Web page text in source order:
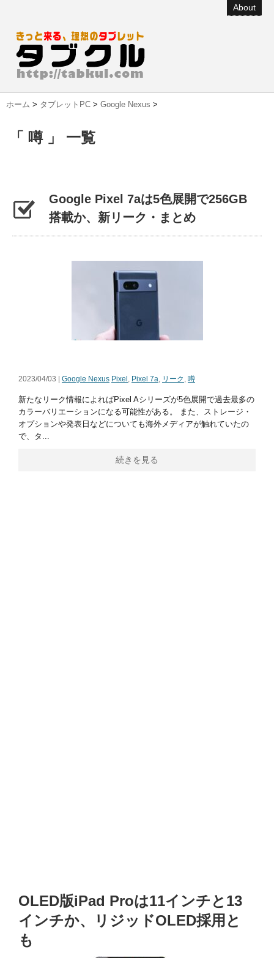
About
ホーム > タブレットPC > Google Nexus >
「 噂 」 一覧
Google Pixel 7aは5色展開で256GB
搭載か、新リーク・まとめ
2023/04/03 | Google Nexus Pixel , Pixel 7a, リーク , 噂
新たなリーク情報によればPixel Aシリーズが5色展開で過去最多の
カラーバリエーションになる可能性がある。 また、ストレージ・
オプションや発表日などについても海外メディアが触れていたの
で、タ...
続きを見る
OLED版iPad Proは11インチと13
インチか、リジッドOLED採用と
も